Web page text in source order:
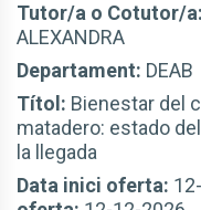
Tutor/a o Cotutor/a:
ALEXANDRA
Departament: DEAB
Títol: Bienestar del
matadero: estado
la llegada
Data inici oferta: